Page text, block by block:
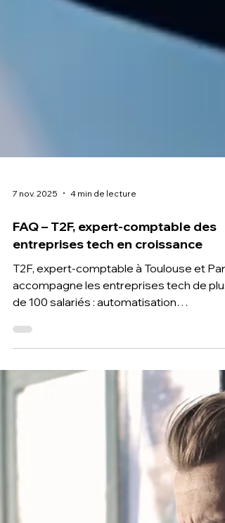
FAQ – T2F, expert-comptable des
entreprises tech en croissance
T2F, expert-comptable à Toulouse et
accompagne les entreprises tech de plus
de 100 salariés : automatisation